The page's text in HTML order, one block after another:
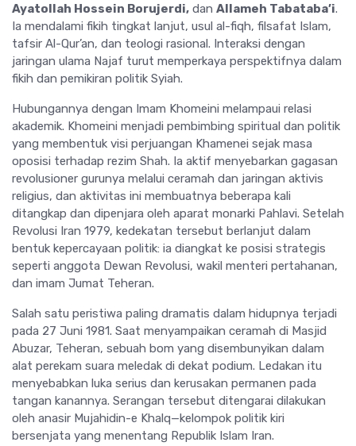
Ayatollah Hossein Borujerdi, dan Allameh Tabataba’i.
Ia mendalami fikih tingkat lanjut, usul al-fiqh, filsafat Islam,
tafsir Al-Qur’an, dan teologi rasional. Interaksi dengan
jaringan ulama Najaf turut memperkaya perspektifnya dalam
fikih dan pemikiran politik Syiah.
Hubungannya dengan Imam Khomeini melampaui relasi
akademik. Khomeini menjadi pembimbing spiritual dan politik
yang membentuk visi perjuangan Khamenei sejak masa
oposisi terhadap rezim Shah. Ia aktif menyebarkan gagasan
revolusioner gurunya melalui ceramah dan jaringan aktivis
religius, dan aktivitas ini membuatnya beberapa kali
ditangkap dan dipenjara oleh aparat monarki Pahlavi. Setelah
Revolusi Iran 1979, kedekatan tersebut berlanjut dalam
bentuk kepercayaan politik: ia diangkat ke posisi strategis
seperti anggota Dewan Revolusi, wakil menteri pertahanan,
dan imam Jumat Teheran.
Salah satu peristiwa paling dramatis dalam hidupnya terjadi
pada 27 Juni 1981. Saat menyampaikan ceramah di Masjid
Abuzar, Teheran, sebuah bom yang disembunyikan dalam
alat perekam suara meledak di dekat podium. Ledakan itu
menyebabkan luka serius dan kerusakan permanen pada
tangan kanannya. Serangan tersebut ditengarai dilakukan
oleh anasir Mujahidin-e Khalq—kelompok politik kiri
bersenjata yang menentang Republik Islam Iran.